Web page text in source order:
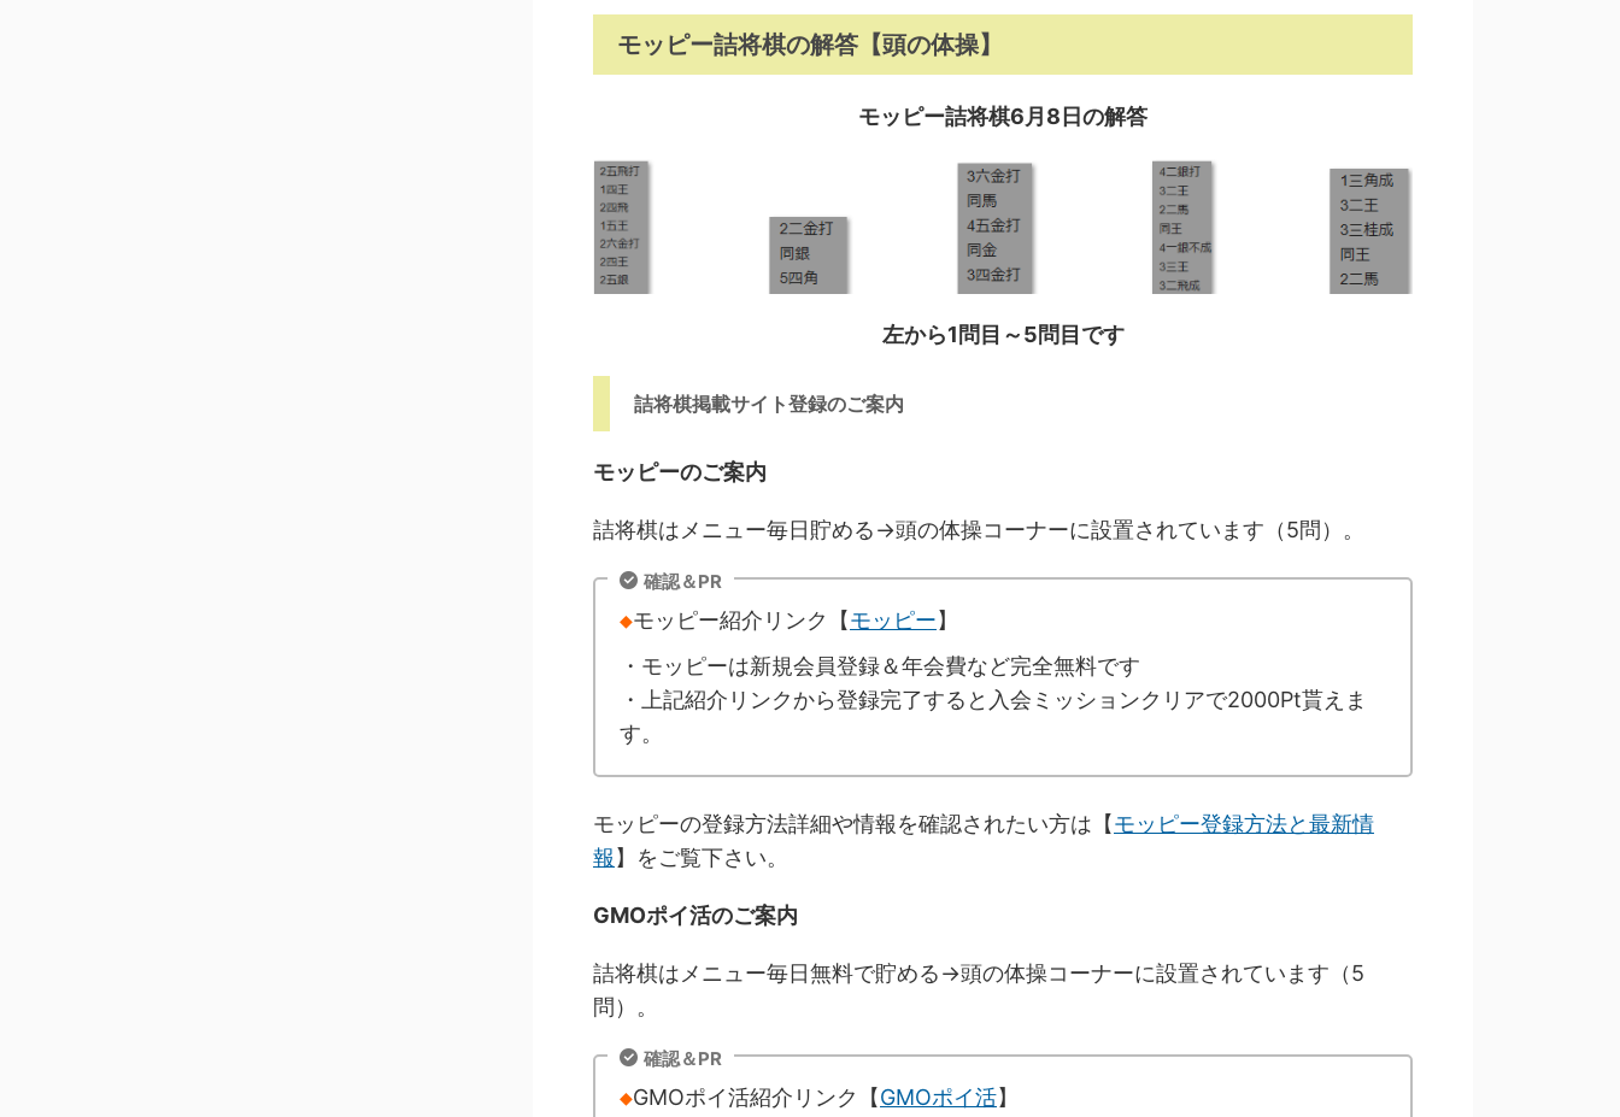
モッピー詰将棋の解答【頭の体操】
モッピー詰将棋6月8日の解答
左から1問目～5問目です
詰将棋掲載サイト登録のご案内
モッピーのご案内
詰将棋はメニュー毎日貯める→頭の体操コーナーに設置されています（5問）。
確認＆PR
◆モッピー紹介リンク【モッピー】
・モッピーは新規会員登録＆年会費など完全無料です
・上記紹介リンクから登録完了すると入会ミッションクリアで2000Pt貰えま
す。
モッピーの登録方法詳細や情報を確認されたい方は【モッピー登録方法と最新情
報 】をご覧下さい。
GMOポイ活のご案内
詰将棋はメニュー毎日無料で貯める→頭の体操コーナーに設置されています（5
問）。
確認＆PR
◆GMOポイ活紹介リンク【GMOポイ活】